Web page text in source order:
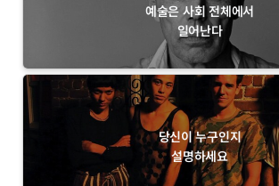
예술은 사회 전체에서
일어난다
당신이 누구인지
설명하세요